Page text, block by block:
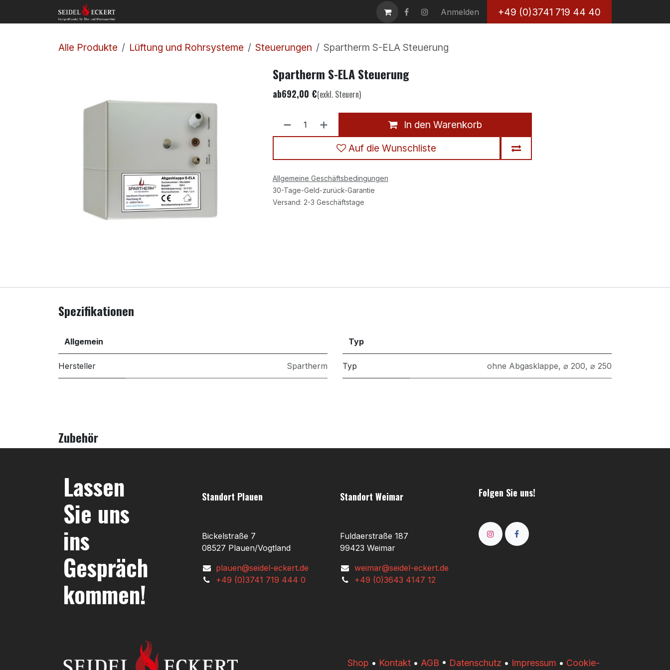
Zum Inhalt springen Anmelden +49 (0)3741 719 44 40
Alle Produkte Lüftung und Rohrsysteme Steuerungen Spartherm S-ELA Steuerung
Spartherm S-ELA Steuerung
ab692,00 €(exkl. Steuern)
In den Warenkorb
Auf die Wunschliste
Allgemeine Geschäftsbedingungen
30-Tage-Geld-zurück-Garantie
Versand: 2-3 Geschäftstage
Spezifikationen
Allgemein
Hersteller Spartherm
Typ
Typ ohne Abgasklappe, ⌀ 200, ⌀ 250
Zubehör
Lassen
Sie uns
ins
Gespräch
kommen!
Folgen Sie uns!
Standort Plauen
Bickelstraße 7
08527 Plauen/Vogtland
plauen@seidel-eckert.de
+49 (0)3741 719 444 0
Standort Weimar
Fuldaerstraße 187
99423 Weimar
weimar@seidel-eckert.de
+49 (0)3643 4147 12
​​Shop • Kontakt• AGB • Datenschutz • Impressum • Cookie-